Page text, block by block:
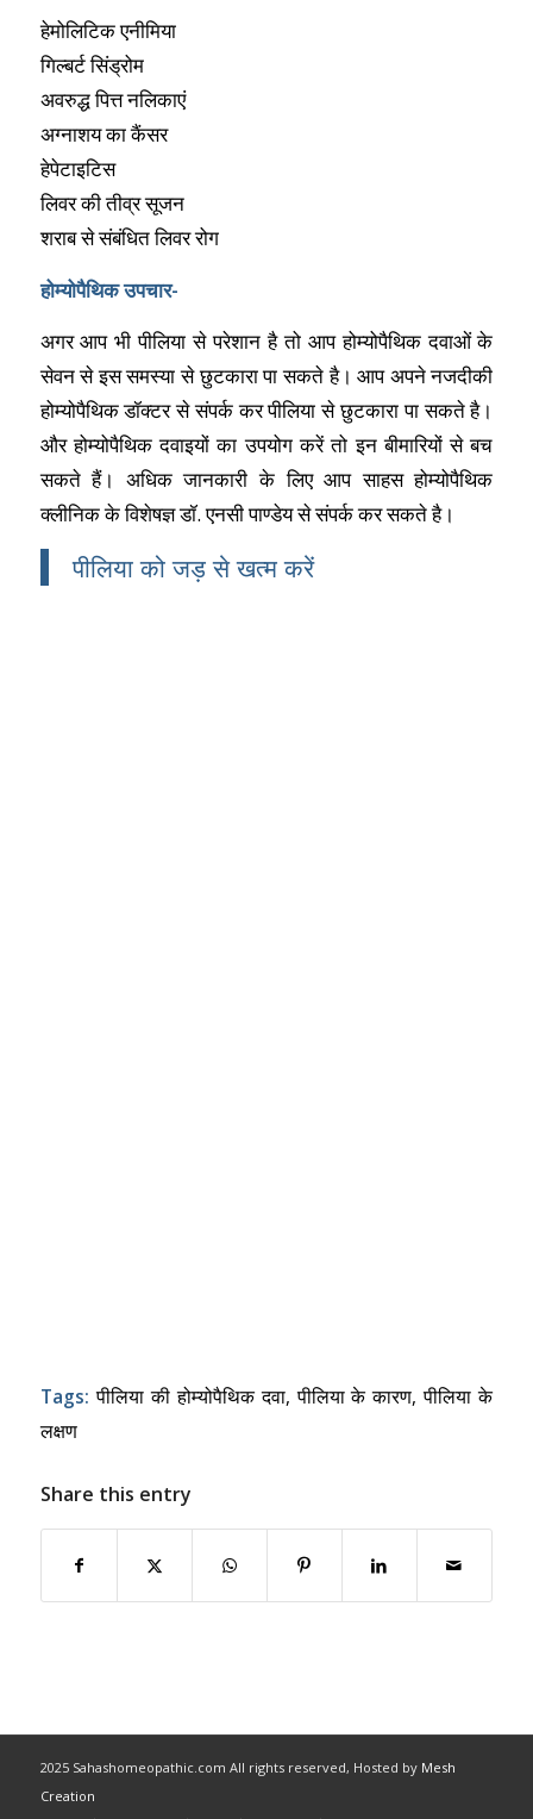
हेमोलिटिक एनीमिया
गिल्बर्ट सिंड्रोम
अवरुद्ध पित्त नलिकाएं
अग्नाशय का कैंसर
हेपेटाइटिस
लिवर की तीव्र सूजन
शराब से संबंधित लिवर रोग
होम्योपैथिक उपचार-
अगर आप भी पीलिया से परेशान है तो आप होम्योपैथिक दवाओं के
सेवन से इस समस्या से छुटकारा पा सकते है। आप अपने नजदीकी
होम्योपैथिक डॉक्टर से संपर्क कर पीलिया से छुटकारा पा सकते है।
और होम्योपैथिक दवाइयों का उपयोग करें तो इन बीमारियों से बच
सकते हैं। अधिक जानकारी के लिए आप साहस होम्योपैथिक
क्लीनिक के विशेषज्ञ डॉ. एनसी पाण्डेय से संपर्क कर सकते है।
पीलिया को जड़ से खत्म करें
Tags: पीलिया की होम्योपैथिक दवा,पीलिया के कारण,पीलिया के
लक्षण
Share this entry
2025 Sahashomeopathic.com All rights reserved, Hosted by Mesh
Creation